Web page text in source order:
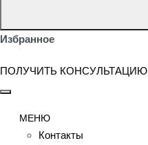
Избранное
ПОЛУЧИТЬ КОНСУЛЬТАЦИЮ
МЕНЮ
Контакты